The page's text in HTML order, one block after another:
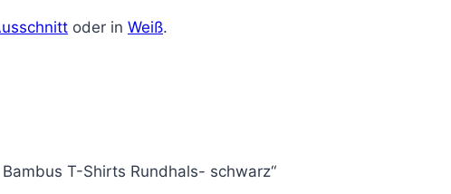
oder in Weiß.
T-Shirts Rundhals- schwarz“